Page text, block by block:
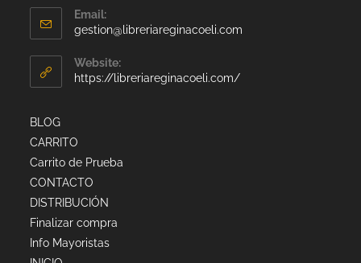
Email:
gestion@libreriareginacoeli.com
Website:
https://libreriareginacoeli.com/
BLOG
CARRITO
Carrito de Prueba
CONTACTO
DISTRIBUCIÓN
Finalizar compra
Info Mayoristas